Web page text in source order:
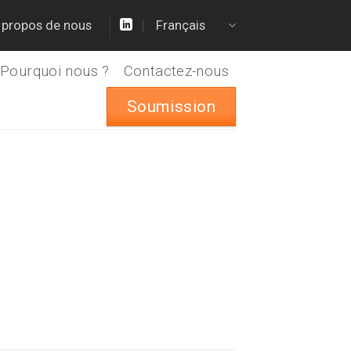
de nous Français
Pourquoi nous ? Contactez-nous
Soumission